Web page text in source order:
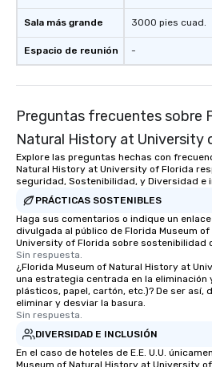
Sala más grande
Espacio de reunión
3000 pies cuad.
-
Preguntas frecuentes sobre
Natural History at University
Explore las preguntas hechas con
Natural History at University of Florida
seguridad, Sostenibilidad, y Diversidad e
PRÁCTICAS SOSTENIBLES
Haga sus comentarios o indique un
divulgada al público de Florida Museum
University of Florida sobre sostenibilidad
Sin respuesta.
¿Florida Museum of Natural History at
una estrategia centrada en la eliminación
plásticos, papel, cartón, etc.)? De ser así,
eliminar y desviar la basura.
Sin respuesta.
DIVERSIDAD E INCLUSIÓN
En el caso de hoteles de E.E. U.U.
Museum of Natural History at University